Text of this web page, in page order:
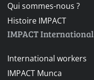
Qui sommes-nous ?
Histoire IMPACT
IMPACT International
International workers
IMPACT Munca